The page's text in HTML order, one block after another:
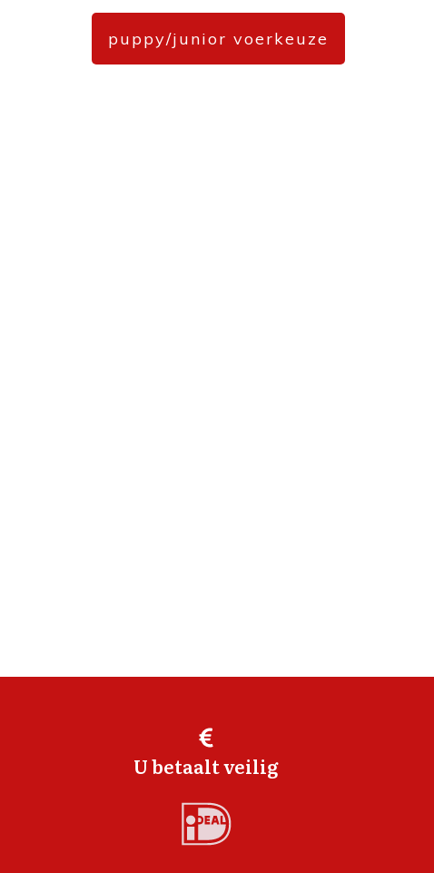
puppy/junior voerkeuze
U betaalt veilig